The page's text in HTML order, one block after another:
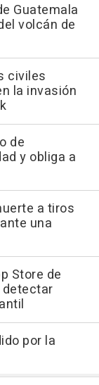
Guatemala
volcán de
civiles
la invasión
de
y obliga a
a tiros
una
Store de
por la